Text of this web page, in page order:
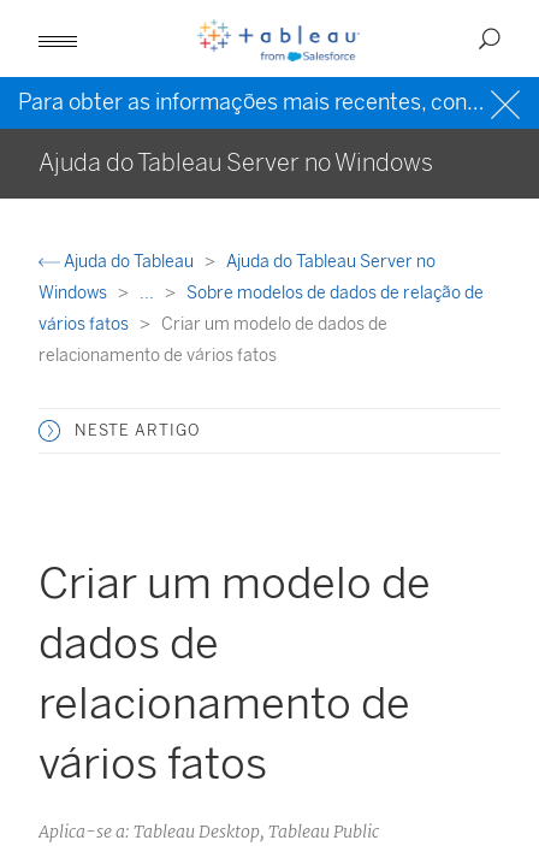
Para obter as informações mais recentes, consulte a
Ajuda do Tableau Server no Windows
Ajuda do Tableau
Ajuda do Tableau Server no
Windows
...
Sobre modelos de dados de relação de
vários fatos
Criar um modelo de dados de
relacionamento de vários fatos
NESTE ARTIGO
Criar um modelo de
dados de
relacionamento de
vários fatos
Aplica-se a: Tableau Desktop, Tableau Public